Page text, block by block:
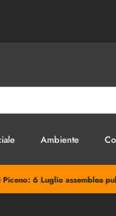
Ambiente
6 Luglio assemblea